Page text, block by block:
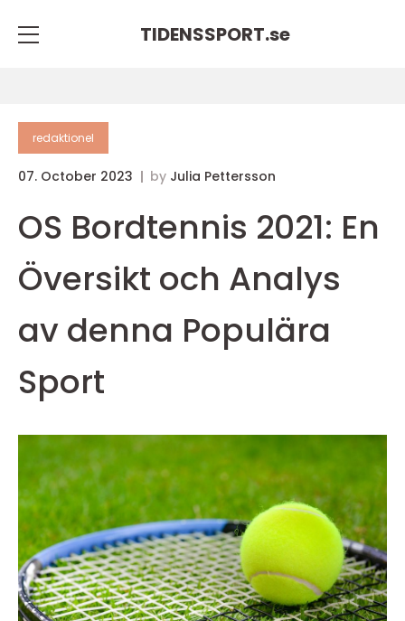
TIDENSSPORT.se
redaktionel
07. October 2023 by Julia Pettersson
OS Bordtennis 2021: En
Översikt och Analys
av denna Populära
Sport